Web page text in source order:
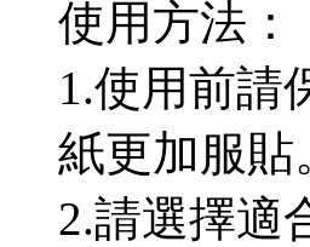
使用方法：
1.使用前請
紙更加服貼
2.請選擇適